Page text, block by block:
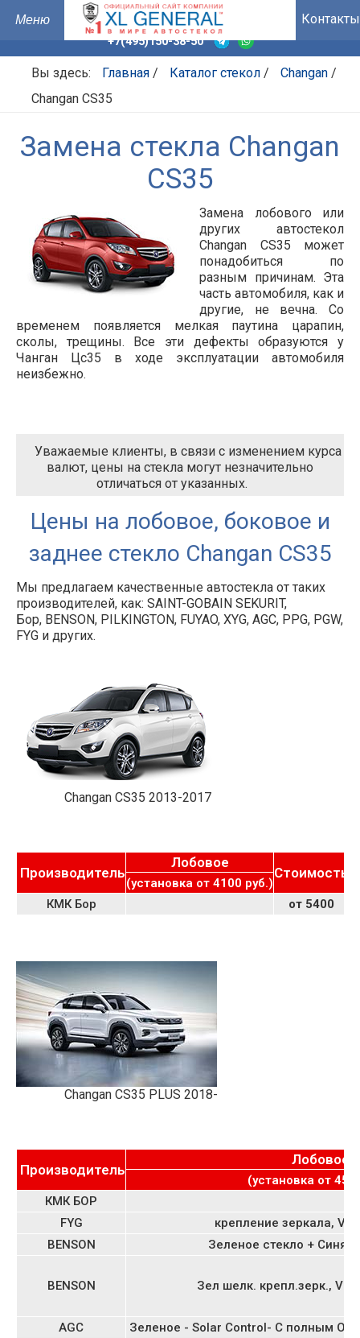
Контакты
+7(495)150-38-50
Вы здесь: Главная / Каталог стекол / Changan /
Changan CS35
Замена стекла Changan
CS35
Замена лобового или
других автостекол
Changan CS35 может
понадобиться по
разным причинам. Эта
часть автомобиля, как и
другие, не вечна. Со
временем появляется мелкая паутина царапин,
сколы, трещины. Все эти дефекты образуются у
Чанган Цс35 в ходе эксплуатации автомобиля
неизбежно.
Уважаемые клиенты, в связи с изменением курса
валют, цены на стекла могут незначительно
отличаться от указанных.
Цены на лобовое, боковое и
заднее стекло Changan CS35
Мы предлагаем качественные автостекла от таких
производителей, как: SAINT-GOBAIN SEKURIT,
Бор, BENSON, PILKINGTON, FUYAO, XYG, AGC, PPG, PGW,
FYG и других.
Changan CS35 2013-2017
Производитель
Лобовое
Стоимость
(установка от 4100 руб.)
КМК Бор
от 5400
Changan CS35 PLUS 2018-
Производитель
Лобовое
(установка от
КМК БОР
FYG
крепление зеркала,
BENSON
Зеленое стекло + Синяя
BENSON Зел шелк. крепл.зерк.,
AGC
Зеленое - Solar Control- С полным